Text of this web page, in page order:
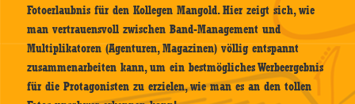
Fotoerlaubnis für den Kollegen Mangold. Hier zeigt sich, wie
man vertrauensvoll zwischen Band-Management und
Multiplikatoren (Agenturen, Magazinen) völlig entspannt
zusammenarbeiten kann, um ein bestmögliches Werbeergebnis
für die Protagonisten zu erzielen, wie man es an den tollen